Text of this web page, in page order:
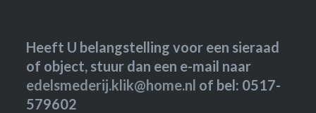
Heeft U belangstelling voor een sieraad
of object, stuur dan een e-mail naar
edelsmederij.klik@home.nl of bel: 0517-
579602